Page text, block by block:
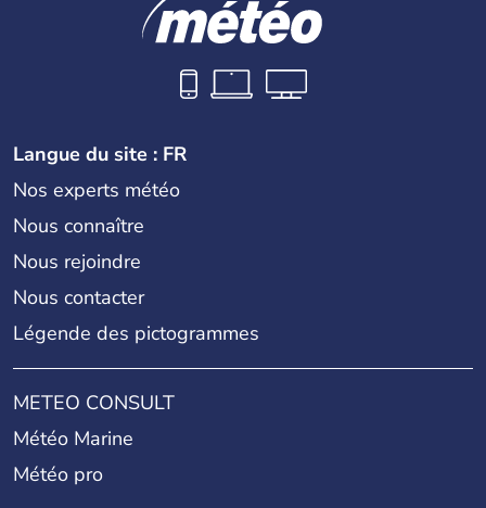
Langue du site : FR
Nos experts météo
Nous connaître
Nous rejoindre
Nous contacter
Légende des pictogrammes
METEO CONSULT
Météo Marine
Météo pro